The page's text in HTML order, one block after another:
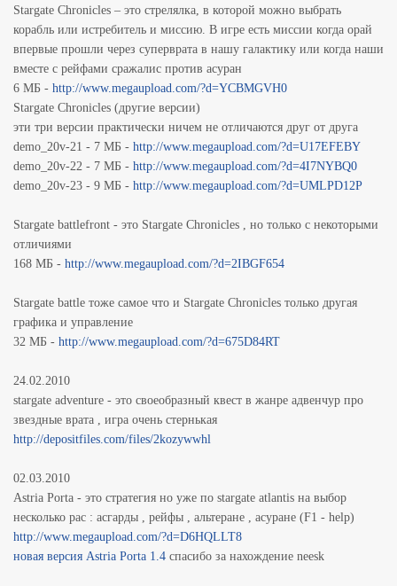
Stargate Chronicles – это стрелялка, в которой можно выбрать
корабль или истребитель и миссию. В игре есть миссии когда орай
впервые прошли через суперврата в нашу галактику или когда наши
вместе с рейфами сражалис против асуран
6 МБ - http://www.megaupload.com/?d=YCBMGVH0
Stargate Chronicles (другие версии)
эти три версии практически ничем не отличаются друг от друга
demo_20v-21 - 7 МБ - http://www.megaupload.com/?d=U17EFEBY
demo_20v-22 - 7 МБ - http://www.megaupload.com/?d=4I7NYBQ0
demo_20v-23 - 9 МБ - http://www.megaupload.com/?d=UMLPD12P
Stargate battlefront - это Stargate Chronicles , но только с некоторыми
отличиями
168 МБ - http://www.megaupload.com/?d=2IBGF654
Stargate battle тоже самое что и Stargate Chronicles только другая
графика и управление
32 МБ - http://www.megaupload.com/?d=675D84RT
24.02.2010
stargate adventure - это своеобразный квест в жанре адвенчур про
звездные врата , игра очень стернькая
http://depositfiles.com/files/2kozywwhl
02.03.2010
Astria Porta - это стратегия но уже по stargate atlantis на выбор
несколько рас : асгарды , рейфы , альтеране , асуране (F1 - help)
http://www.megaupload.com/?d=D6HQLLT8
новая версия Astria Porta 1.4 спасибо за нахождение neesk